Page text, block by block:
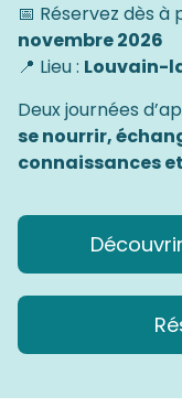
📅 Réservez dès
novembre 2026
📍 Lieu : Louvain-
Deux journées
se nourrir,
connaissances